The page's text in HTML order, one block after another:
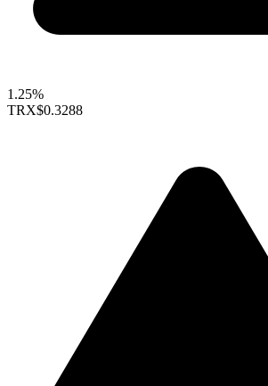
1.25%
TRX$0.3288